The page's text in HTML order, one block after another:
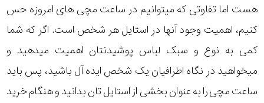
هست اما تفاوتی که میتوانیم در ساعت مچی های امروزه حس
کنیم، اهمیت وجود آنها در استایل هر شخص است. اگر که شما
کمی به نوع و سبک لباس پوشیدنتان اهمیت میدهید و
میخواهید در نگاه اطرافیان یک شخص ایده آل باشید، پس باید
ساعت مچی را به عنوان بخشی از استایل تان بدانید و هنگام خرید